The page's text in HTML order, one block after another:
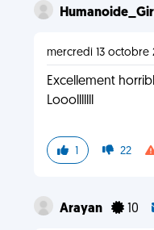
Humanoide_Girl
mercredi 13 octobre
Excellement
Looolllllll
1 22
Arayan 10